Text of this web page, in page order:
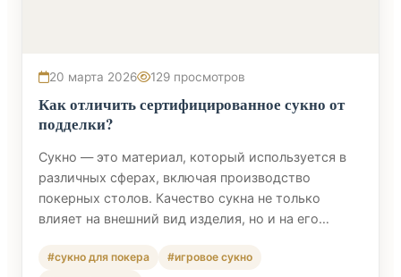
20 марта 2026 129 просмотров
Как отличить сертифицированное сукно от
подделки?
Сукно — это материал, который используется в
различных сферах, включая производство
покерных столов. Качество сукна не только
влияет на внешний вид изделия, но и на его…
#сукно для покера
#игровое сукно